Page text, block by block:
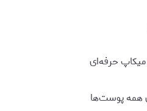
میکاپ حرفه‌ای